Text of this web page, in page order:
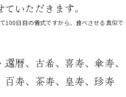
いただきます。
日目の儀式ですから、食べさせる真似で
暦、古希、喜寿、傘寿、
百寿、茶寿、皇寿、珍寿